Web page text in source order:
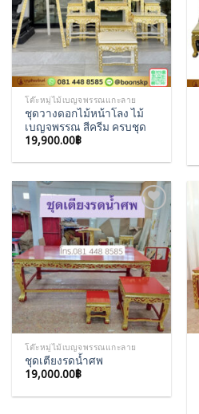
โต๊ะหมู่ไม้เบญจพรรณแกะลาย
ชุดวางดอกไม้หน้าโลง ไม้
เบญจพรรณ สีครีม ครบชุด
19,900.00฿
Add to
Wishlist
โต๊ะหมู่ไม้เบญจพรรณแกะลาย
ชุดเตียงรดน้ำศพ
19,000.00฿